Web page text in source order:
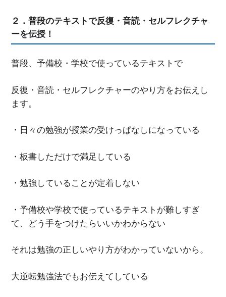
２．普段のテキストで反復・音読・セルフレクチャ
ーを伝授！
普段、予備校・学校で使っているテキストで
反復・音読・セルフレクチャーのやり方をお伝えし
ます。
・日々の勉強が授業の受けっぱなしになっている
・板書しただけで満足している
・勉強していることが定着しない
・予備校や学校で使っているテキストが難しすぎ
て、どう手をつけたらいいかわからない
それは勉強の正しいやり方がわかっていないから。
大逆転勉強法でもお伝えてしている